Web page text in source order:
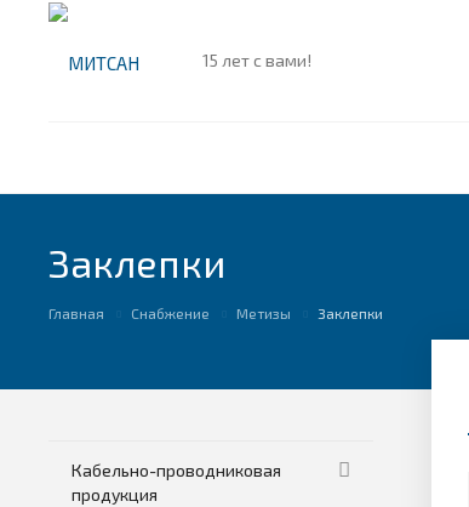
15 лет с вами!
Заклепки
Главная Снабжение Метизы Заклепки
Кабельно-проводниковая
продукция